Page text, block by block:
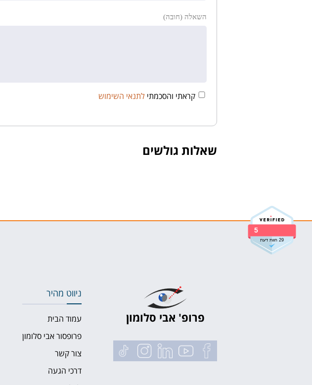
השאלה (חובה)
קראתי והסכמתי לתנאי השימוש
שאלות גולשים
5
29 חוות דעת
פרופ' אבי סלומון
ניווט מהיר
עמוד הבית
פרופסור אבי סלומון
צור קשר
דרכי הגעה